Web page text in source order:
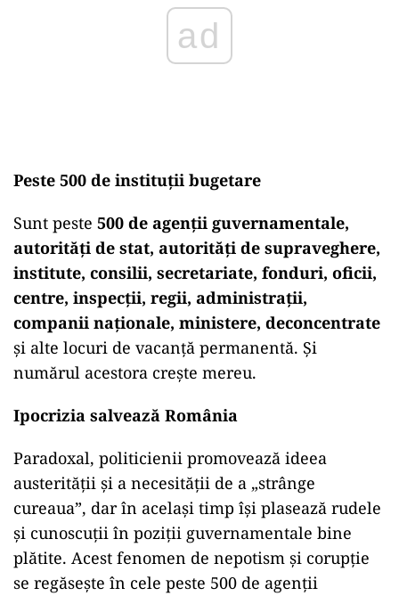
Peste 500 de instituții bugetare
Sunt peste 500 de agenții guvernamentale,
autorități de stat, autorități de supraveghere,
institute, consilii, secretariate, fonduri, oficii,
centre, inspecții, regii, administrații,
companii naționale, ministere, deconcentrate
și alte locuri de vacanță permanentă. Și
numărul acestora crește mereu.
Ipocrizia salvează România
Paradoxal, politicienii promovează ideea
austerității și a necesității de a „strânge
cureaua”, dar în același timp își plasează rudele
și cunoscuții în poziții guvernamentale bine
plătite. Acest fenomen de nepotism și corupție
se regăsește în cele peste 500 de agenții